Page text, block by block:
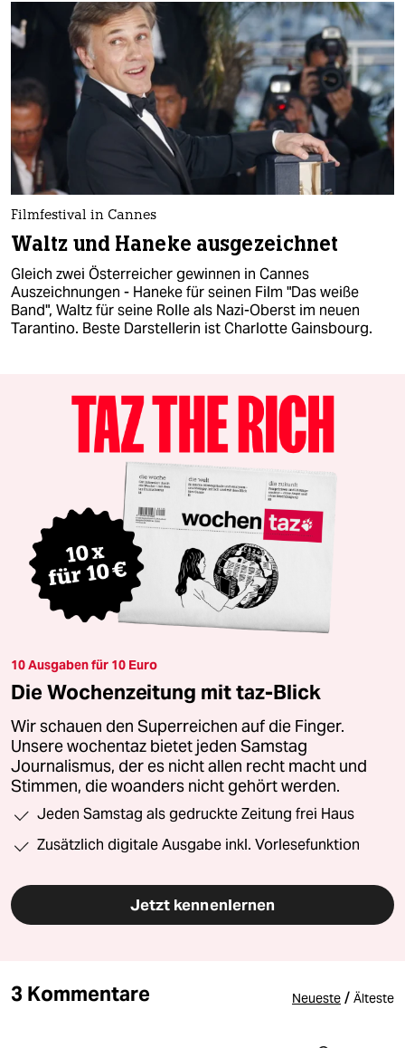
Filmfestival in Cannes
Waltz und Haneke ausgezeichnet
Gleich zwei Österreicher gewinnen in Cannes
Auszeichnungen - Haneke für seinen Film "Das weiße
Band", Waltz für seine Rolle als Nazi-Oberst im neuen
Tarantino. Beste Darstellerin ist Charlotte Gainsbourg.
10 Ausgaben für 10 Euro
Die Wochenzeitung mit taz-Blick
Wir schauen den Superreichen auf die Finger.
Unsere wochentaz bietet jeden Samstag
Journalismus, der es nicht allen recht macht und
Stimmen, die woanders nicht gehört werden.
Jeden Samstag als gedruckte Zeitung frei Haus
Zusätzlich digitale Ausgabe inkl. Vorlesefunktion
Jetzt kennenlernen
3 Kommentare Neueste / Älteste